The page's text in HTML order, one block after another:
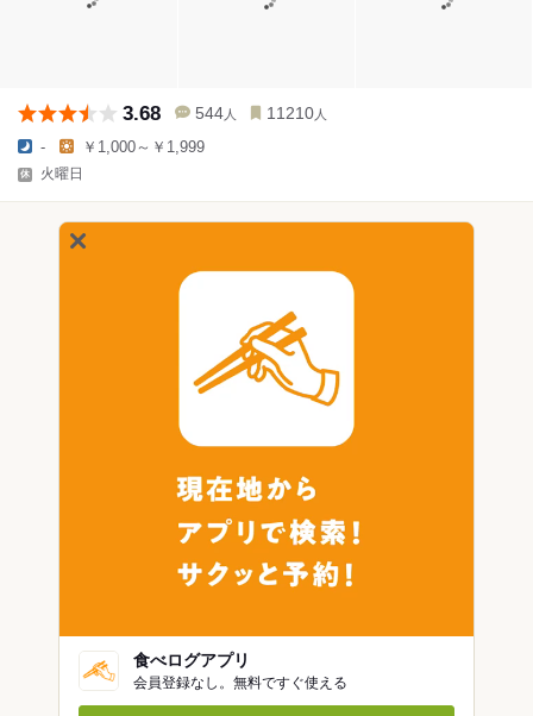
3.68 544 人 11210 人
- ￥1,000～￥1,999
火曜日
食べログアプリ
会員登録なし。無料ですぐ使える